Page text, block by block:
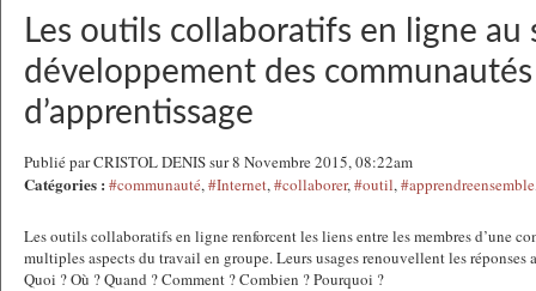
Les outils collaboratifs en ligne au
développement des communautés
d’apprentissage
Publié par CRISTOL DENIS sur 8 Novembre 2015, 08:22am
Catégories : #communauté,#Internet,#collaborer,#outil,#apprendreensemble
Les outils collaboratifs en ligne renforcent les liens entre les membres d’une
multiples aspects du travail en groupe. Leurs usages renouvellent les réponses
Quoi ? Où ? Quand ? Comment ? Combien ? Pourquoi ?